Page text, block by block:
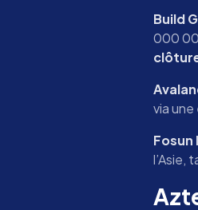
Build
000
via
Fosun
l’Asie,